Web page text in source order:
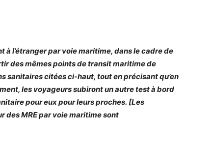
l’étranger par voie maritime, dans le cadre de
des mêmes points de transit maritime de
sanitaires citées ci-haut, tout en précisant qu’en
les voyageurs subiront un autre test à bord
pour eux pour leurs proches. [Les
des MRE par voie maritime sont